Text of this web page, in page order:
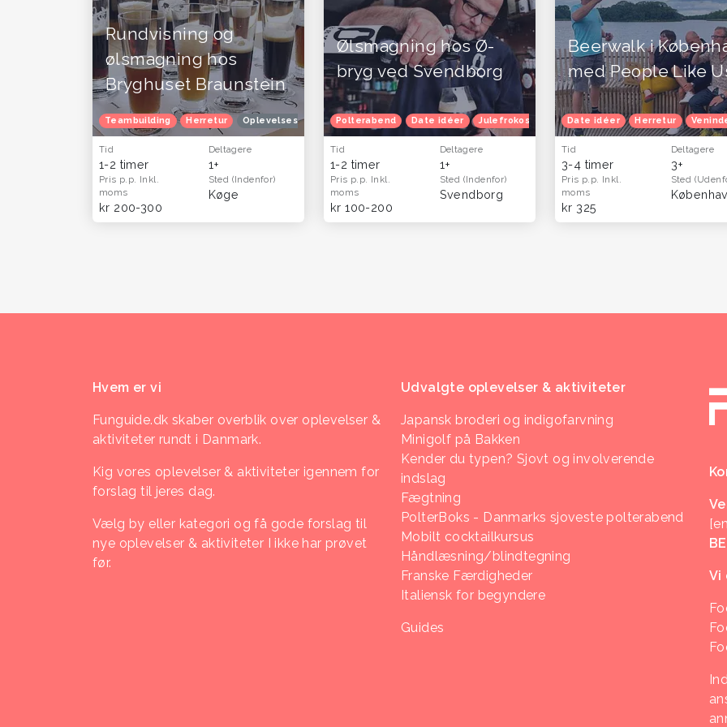
Rundvisning og
ølsmagning hos
Bryghuset Braunstein
Teambuilding Herretur Oplevelsesgavekort Oplevelsesgaver til ham og far - oplevelser og gavekort til mænd
Tid
1-2 timer
Deltagere
1+
Pris p.p. Inkl.
moms
kr 200-300
Sted (Indenfor)
Køge
Ølsmagning hos Ø-
bryg ved Svendborg
Polterabend Date idéer Julefrokost Herretur Efterårferie
Tid
1-2 timer
Deltagere
1+
Pris p.p. Inkl.
moms
kr 100-200
Sted (Indenfor)
Svendborg
Beerwalk i
med People Like
Date idéer Herretur
Tid
3-4 timer
Deltagere
3+
Pris p.p. Inkl.
moms
kr 325
Sted
Hvem er vi
Funguide.dk skaber overblik over oplevelser &
aktiviteter rundt i Danmark.
Kig vores oplevelser & aktiviteter igennem for
forslag til jeres dag.
Vælg by eller kategori og få gode forslag til
nye oplevelser & aktiviteter I ikke har prøvet
før.
Udvalgte oplevelser & aktiviteter
Japansk broderi og indigofarvning
Minigolf på Bakken
Kender du typen? Sjovt og involverende
indslag
Fægtning
PolterBoks - Danmarks sjoveste polterabend
Mobilt cocktailkursus
Håndlæsning/blindtegning
Franske Færdigheder
Italiensk for begyndere
Guides
Vi